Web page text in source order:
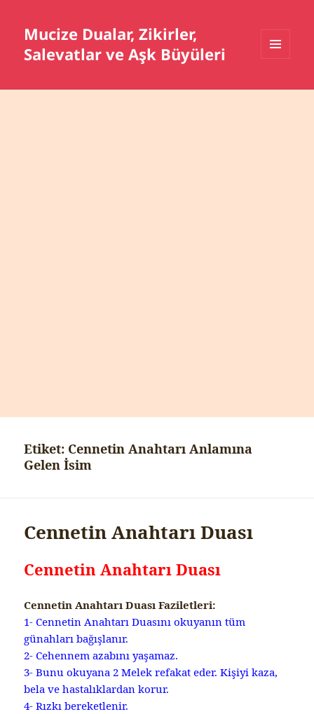
Mucize Dualar, Zikirler,
Salevatlar ve Aşk Büyüleri
BILEŞENLER
Etiket: Cennetin Anahtarı Anlamına
Gelen İsim
Cennetin Anahtarı Duası
Cennetin Anahtarı Duası
Cennetin Anahtarı Duası Faziletleri:
1- Cennetin Anahtarı Duasını okuyanın tüm
günahları bağışlanır.
2- Cehennem azabını yaşamaz.
3- Bunu okuyana 2 Melek refakat eder. Kişiyi kaza,
bela ve hastalıklardan korur.
4- Rızkı bereketlenir.